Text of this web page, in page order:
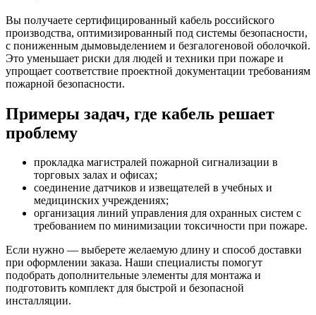
Вы получаете сертифицированный кабель российского
производства, оптимизированный под системы безопасности,
с пониженным дымовыделением и безгалогеновой оболочкой.
Это уменьшает риски для людей и техники при пожаре и
упрощает соответствие проектной документации требованиям
пожарной безопасности.
Примеры задач, где кабель решает
проблему
прокладка магистралей пожарной сигнализации в
торговых залах и офисах;
соединение датчиков и извещателей в учебных и
медицинских учреждениях;
организация линий управления для охранных систем с
требованием по минимизации токсичности при пожаре.
Если нужно — выберете желаемую длину и способ доставки
при оформлении заказа. Наши специалисты помогут
подобрать дополнительные элементы для монтажа и
подготовить комплект для быстрой и безопасной
инсталляции.